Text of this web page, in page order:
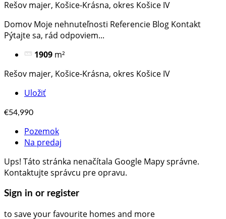
Rešov majer, Košice-Krásna, okres Košice IV
Domov Moje nehnuteľnosti Referencie Blog Kontakt
Pýtajte sa, rád odpoviem​...
1909 m²
Rešov majer, Košice-Krásna, okres Košice IV
Uložiť
€54,990
Pozemok
Na predaj
Ups! Táto stránka nenačítala Google Mapy správne.
Kontaktujte správcu pre opravu.
Sign in or register
to save your favourite homes and more